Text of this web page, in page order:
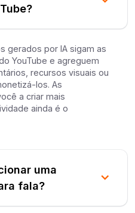
gerados por IA sigam as
YouTube e agreguem
recursos visuais ou
los. As
a criar mais
ainda é o
uma
fala?